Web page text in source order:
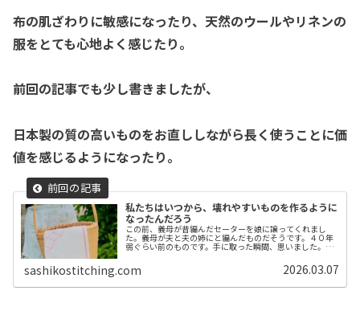
布の肌ざわりに敏感になったり、 天然のウールやリネンの
服をとても心地よく感じたり。
前回の記事でも少し書きましたが、
日本製の質の高いものをお直ししながら長く使うことに価
値を感じるようになったり。
私たちはいつから、壊れやすいものを作るように
なったんだろう
この前、義母が昔編んだセーターを娘に譲ってくれまし
た。義母が夫と夫の姉にと編んだものだそうです。４０年
弱ぐらい前のものです。手に取った瞬間、思いました。
sashikostitching.com 2026.03.07